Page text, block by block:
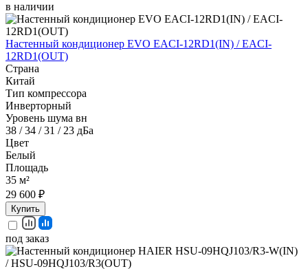
в наличии
Настенный кондиционер EVO EACI-12RD1(IN) / EACI-
12RD1(OUT)
Страна
Китай
Тип компрессора
Инверторный
Уровень шума вн
38 / 34 / 31 / 23 дБа
Цвет
Белый
Площадь
35 м²
29 600 ₽
Купить
под заказ